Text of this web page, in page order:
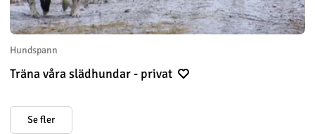
Hundspann
Träna våra slädhundar - privat
Se fler